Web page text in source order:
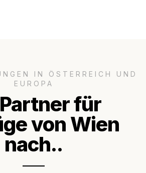
IN ÖSTERREICH UND
EUROPA
für
von Wien
nach..